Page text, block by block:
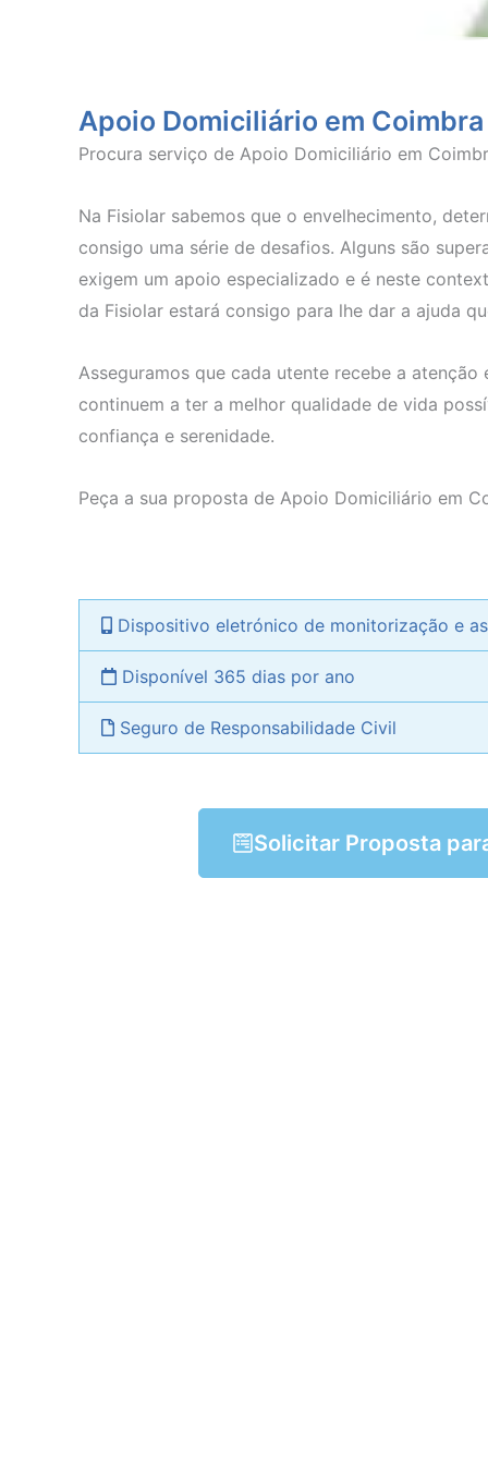
Apoio Domiciliário em Coimbra
Procura serviço de Apoio Domiciliário em
Na Fisiolar sabemos que o envelhecimento,
consigo uma série de desafios. Alguns são
exigem um apoio especializado e é neste
da Fisiolar estará consigo para lhe dar a ajuda
Asseguramos que cada utente recebe a
continuem a ter a melhor qualidade de vida
confiança e serenidade.
Peça a sua proposta de Apoio Domiciliário em
Dispositivo eletrónico de monitorização e
Disponível 365 dias por ano
Seguro de Responsabilidade Civil
Solicitar Proposta